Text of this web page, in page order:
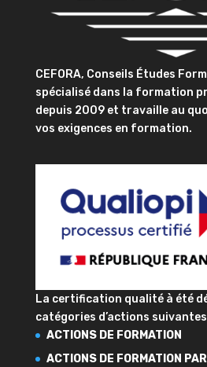
CEFORA, Conseils Études
spécialisé dans la formation
depuis 2009 et travaille au
vos exigences en formation.
La certification qualité à été
catégories d’actions suivantes
ACTIONS DE FORMATION
ACTIONS DE FORMATION